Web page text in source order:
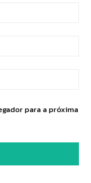
para a próxima